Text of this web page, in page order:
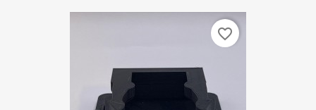
favorite_border